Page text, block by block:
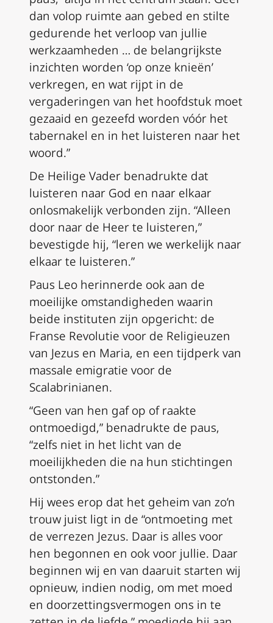
dan volop ruimte aan gebed en stilte
gedurende het verloop van jullie
werkzaamheden … de belangrijkste
inzichten worden ‘op onze knieën’
verkregen, en wat rijpt in de
vergaderingen van het hoofdstuk moet
gezaaid en gezeefd worden vóór het
tabernakel en in het luisteren naar het
woord.”
De Heilige Vader benadrukte dat
luisteren naar God en naar elkaar
onlosmakelijk verbonden zijn. “Alleen
door naar de Heer te luisteren,”
bevestigde hij, “leren we werkelijk naar
elkaar te luisteren.”
Paus Leo herinnerde ook aan de
moeilijke omstandigheden waarin
beide instituten zijn opgericht: de
Franse Revolutie voor de Religieuzen
van Jezus en Maria, en een tijdperk van
massale emigratie voor de
Scalabrinianen.
“Geen van hen gaf op of raakte
ontmoedigd,” benadrukte de paus,
“zelfs niet in het licht van de
moeilijkheden die na hun stichtingen
ontstonden.”
Hij wees erop dat het geheim van zo’n
trouw juist ligt in de “ontmoeting met
de verrezen Jezus. Daar is alles voor
hen begonnen en ook voor jullie. Daar
beginnen wij en van daaruit starten wij
opnieuw, indien nodig, om met moed
en doorzettingsvermogen ons in te